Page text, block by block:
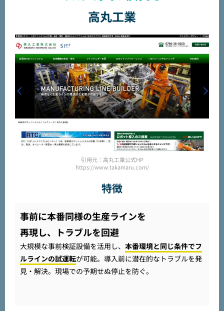
高丸工業
引用元：高丸工業公式HP
https://www.takamaru.com/
特徴
事前に本番同様の生産ラインを
再現し、トラブルを回避
大規模な事前検証設備を活用し、 本番環境と同じ条件でフ
ルラインの試運転が可能。導入前に潜在的なトラブルを発
見・解決。現場での予期せぬ停止を防ぐ。